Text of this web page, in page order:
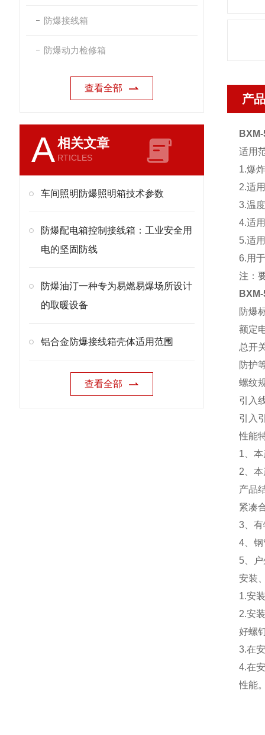
防爆接线箱
防爆动力检修箱
查看全部
A相关文章
RTICLES
车间照明防爆照明箱技术参数
防爆配电箱控制接线箱：工业安全用
电的坚固防线
防爆油汀一种专为易燃易爆场所设计
的取暖设备
铝合金防爆接线箱壳体适用范围
查看全部
产
适用
1.爆
2.适
3.温
4.适
5.适
6.用
注：
防爆
额定
总开
防护
螺纹
引入
引入
性能
1、
2、
产品
紧凑
3、
4、
5、
安装
1.安
2.安
好螺
3.在
4.在
性能